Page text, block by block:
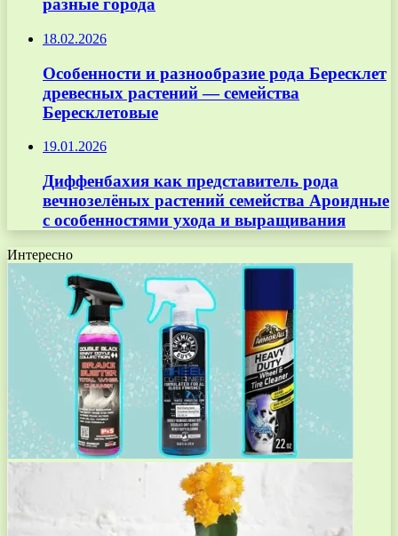
разные города
18.02.2026
Особенности и разнообразие рода Бересклет
древесных растений — семейства
Бересклетовые
19.01.2026
Диффенбахия как представитель рода
вечнозелёных растений семейства Ароидные
с особенностями ухода и выращивания
Интересно